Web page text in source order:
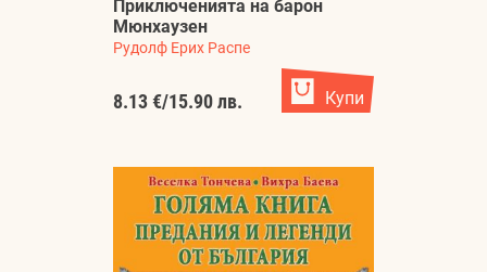
Приключенията на барон
Мюнхаузен
Рудолф Ерих Распе
8.13 €/15.90 лв. Купи